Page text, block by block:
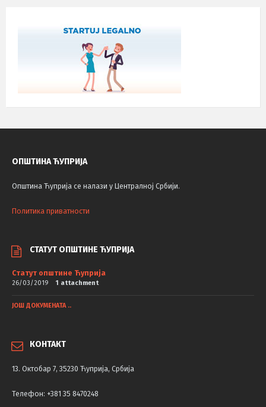
ОПШТИНА ЋУПРИЈА
Општина Ћуприја се налази у Централној Србији.
Политика приватности
СТАТУТ ОПШТИНЕ ЋУПРИЈА
Статут општине Ћуприја
26/03/2019 1 attachment
ЈОШ ДОКУМЕНАТА ..
КОНТАКТ
13. Октобар 7, 35230 Ћуприја, Србија
Телефон: +381 35 8470248